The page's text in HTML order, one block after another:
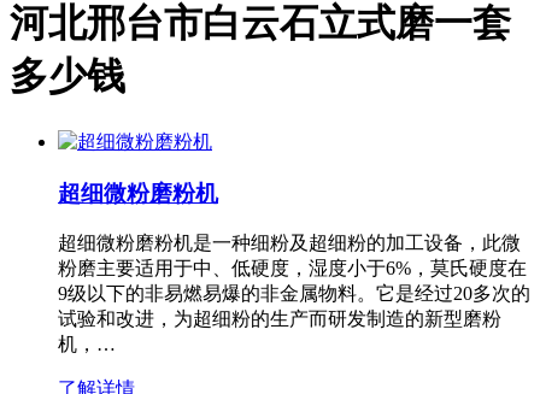
河北邢台市白云石立式磨一套
多少钱
超细微粉磨粉机
超细微粉磨粉机是一种细粉及超细粉的加工设备，此微
粉磨主要适用于中、低硬度，湿度小于6%，莫氏硬度在
9级以下的非易燃易爆的非金属物料。它是经过20多次的
试验和改进，为超细粉的生产而研发制造的新型磨粉
机，…
了解详情